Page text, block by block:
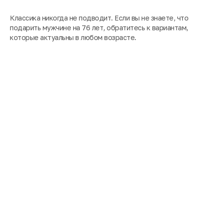
Классика никогда не подводит. Если вы не знаете, что
подарить мужчине на 76 лет, обратитесь к вариантам,
которые актуальны в любом возрасте.